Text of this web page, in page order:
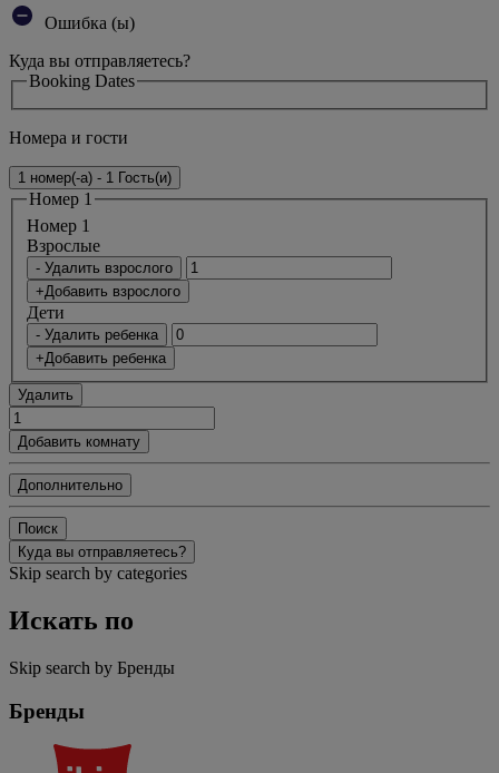
Ошибка (ы)
Куда вы отправляетесь?
Booking Dates
Номера и гости
1 номер(-а) - 1 Гость(и)
Номер 1
Номер 1
Bзрослые
- Удалить взрослого
+Добавить взрослого
Дети
- Удалить ребенка
+Добавить ребенка
Удалить
Добавить комнату
Дополнительно
Поиск
Куда вы отправляетесь?
Skip search by categories
Искать по
Skip search by Бренды
Бренды